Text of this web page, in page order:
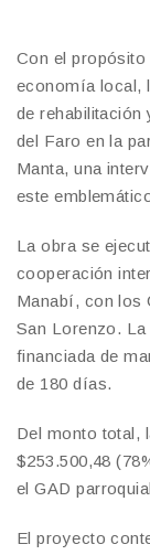
Con el
economía local,
de rehabilitación
del Faro en la
Manta, una
este
La obra se
cooperación
Manabí, con los
San Lorenzo.
financiada de
de 180 días.
Del monto total,
$253.500,48
el GAD
El proyecto